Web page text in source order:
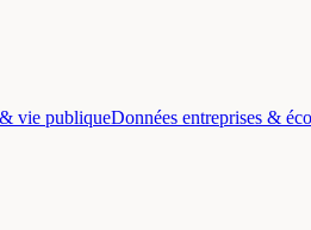
vie publiqueDonnées entreprises &